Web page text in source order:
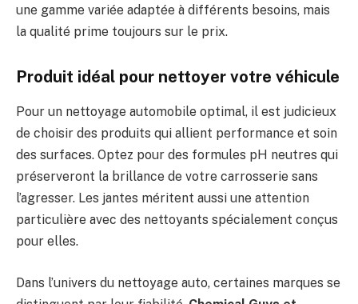
une gamme variée adaptée à différents besoins, mais
la qualité prime toujours sur le prix.
Produit idéal pour nettoyer votre véhicule
Pour un nettoyage automobile optimal, il est judicieux
de choisir des produits qui allient performance et soin
des surfaces. Optez pour des formules pH neutres qui
préserveront la brillance de votre carrosserie sans
l’agresser. Les jantes méritent aussi une attention
particulière avec des nettoyants spécialement conçus
pour elles.
Dans l’univers du nettoyage auto, certaines marques se